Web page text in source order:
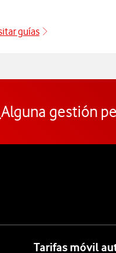
guías
gestión
Vodafone
Tarifas móvil